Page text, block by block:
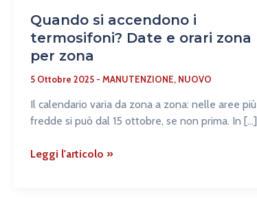
Quando si accendono i
termosifoni? Date e orari zona
per zona
5 Ottobre 2025 - MANUTENZIONE, NUOVO
Il calendario varia da zona a zona: nelle aree più
fredde si può dal 15 ottobre, se non prima. In […]
Leggi l'articolo »